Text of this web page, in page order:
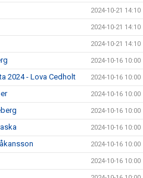
2024-10-21 14:10
2024-10-21 14:10
2024-10-21 14:10
2024-10-16 10:00
2024 - Lova Cedholt 2024-10-16 10:00
2024-10-16 10:00
2024-10-16 10:00
2024-10-16 10:00
2024-10-16 10:00
2024-10-16 10:00